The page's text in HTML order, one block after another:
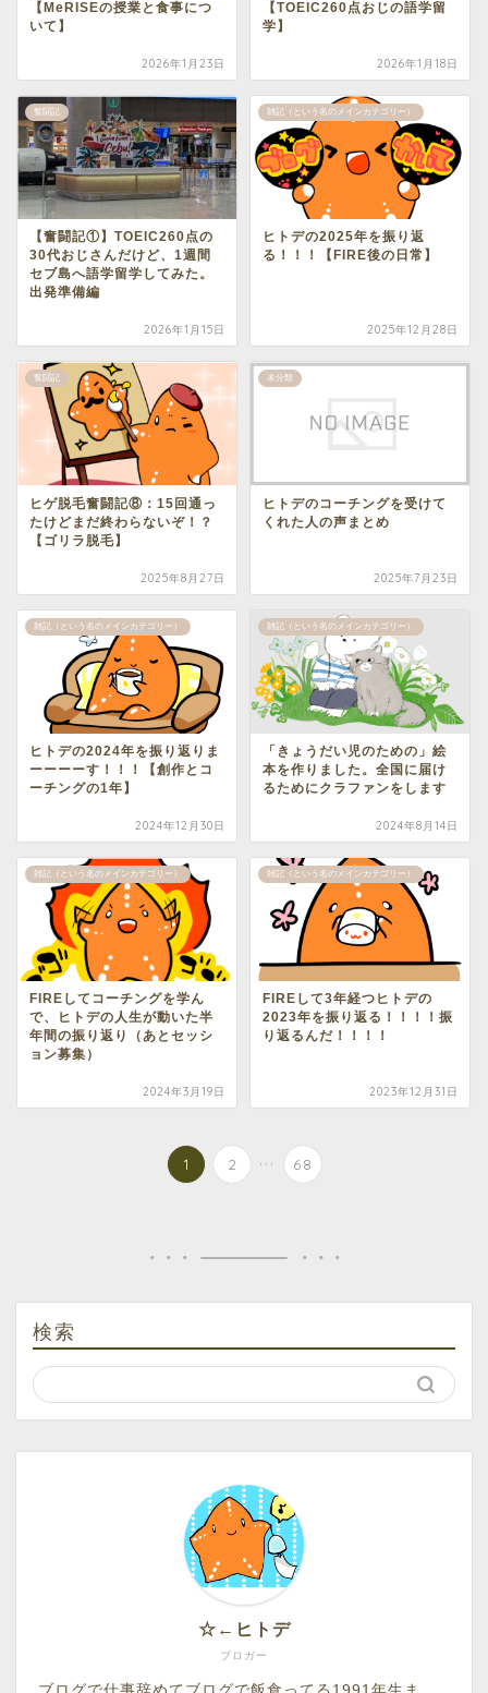
【MeRISEの授業と食事につ
いて】
2026年1月23日
【TOEIC260点おじの語学留
学】
2026年1月18日
奮闘記
【奮闘記①】TOEIC260点の
30代おじさんだけど、1週間
セブ島へ語学留学してみた。
出発準備編
2026年1月15日
雑記（という名のメインカテゴリー）
ヒトデの2025年を振り返
る！！！【FIRE後の日常】
2025年12月28日
奮闘記
ヒゲ脱毛奮闘記⑧：15回通っ
たけどまだ終わらないぞ！？
【ゴリラ脱毛】
2025年8月27日
未分類
ヒトデのコーチングを受けて
くれた人の声まとめ
2025年7月23日
雑記（という名のメインカテゴリー）
ヒトデの2024年を振り返りま
ーーーーす！！！【創作とコ
ーチングの1年】
2024年12月30日
雑記（という名のメインカテゴリー）
「きょうだい児のための」絵
本を作りました。全国に届け
るためにクラファンをします
2024年8月14日
雑記（という名のメインカテゴリー）
FIREしてコーチングを学ん
で、ヒトデの人生が動いた半
年間の振り返り（あとセッシ
ョン募集）
2024年3月19日
雑記（という名のメインカテゴリー）
FIREして3年経つヒトデの
2023年を振り返る！！！！振
り返るんだ！！！！
2023年12月31日
1 2 ... 68
検索
ブロガー
☆←ヒトデ